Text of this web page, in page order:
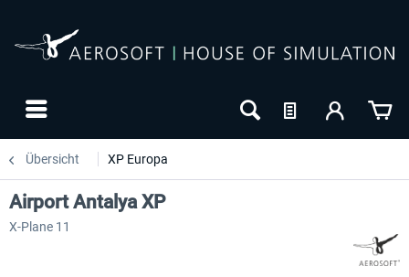
Übersicht XP Europa
Airport Antalya XP
X-Plane 11